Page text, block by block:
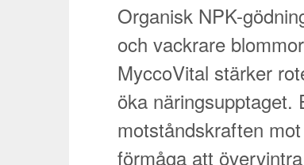
Organisk NPK-
och vackrare
MyccoVital stärker
öka näringsupptaget.
motståndskraften
förmåga att